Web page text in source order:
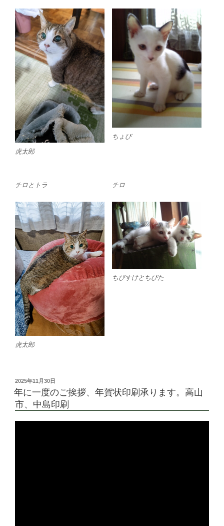
虎太郎
ちょび
チロとトラ チロ
虎太郎
ちびすけとちびた
投
稿
日:
2025年11月30日
年に一度のご挨拶、年賀状印刷承ります。高山
市、中島印刷